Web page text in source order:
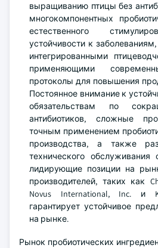
выращиванию птицы без
многокомпонентных
естественного
устойчивости к
интегрированными
применяющими
протоколы для повышения
Постоянное внимание к
обязательствам по
антибиотиков, сложные
точным применением
производства, а также
технического обслуживания
лидирующие позиции на
производителей, таких как
Novus International, Inc. и
гарантирует устойчивое
на рынке.
Рынок пробиотических